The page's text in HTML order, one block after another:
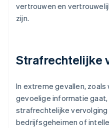
vertrouwen en
zijn.
Strafrechtelijke
In extreme gevallen,
gevoelige informatie
strafrechtelijke vervolging
bedrijfsgeheimen of